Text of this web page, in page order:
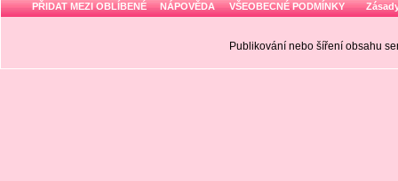
PŘIDAT MEZI OBLÍBENÉ NÁPOVĚDA VŠEOBECNÉ PODMÍNKY
Publikování nebo šíření obsahu